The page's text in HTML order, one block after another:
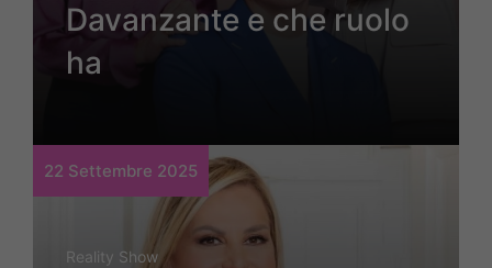
Davanzante e che ruolo
ha
22 Settembre 2025
Reality Show